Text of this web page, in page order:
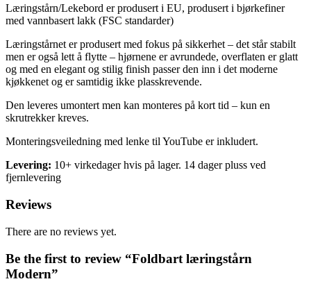
Læringstårn/Lekebord er produsert i EU, produsert i bjørkefiner
med vannbasert lakk (FSC standarder)
Læringstårnet er produsert med fokus på sikkerhet – det står stabilt
men er også lett å flytte – hjørnene er avrundede, overflaten er glatt
og med en elegant og stilig finish passer den inn i det moderne
kjøkkenet og er samtidig ikke plasskrevende.
Den leveres umontert men kan monteres på kort tid – kun en
skrutrekker kreves.
Monteringsveiledning med lenke til YouTube er inkludert.
Levering: 10+ virkedager hvis på lager. 14 dager pluss ved
fjernlevering
Reviews
There are no reviews yet.
Be the first to review “Foldbart læringstårn
Modern”